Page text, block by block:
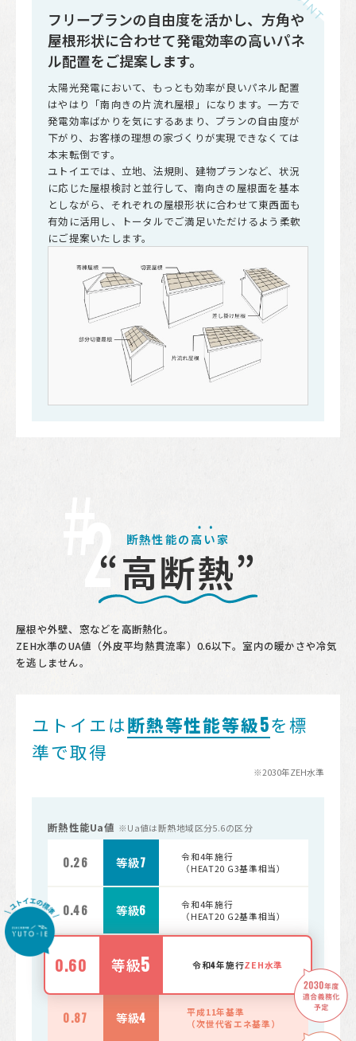
フリープランの自由度を活かし、方角や
屋根形状に合わせて発電効率の高いパネ
ル配置をご提案します。
太陽光発電において、もっとも効率が良いパネル配置
はやはり「南向きの片流れ屋根」になります。一方で
発電効率ばかりを気にするあまり、プランの自由度が
下がり、お客様の理想の家づくりが実現できなくては
本末転倒です。
ユトイエでは、立地、法規則、建物プランなど、状況
に応じた屋根検討と並行して、南向きの屋根面を基本
としながら、それぞれの屋根形状に合わせて東西面も
有効に活用し、トータルでご満足いただけるよう柔軟
にご提案いたします。
2 断熱性能の高い家
“高断熱”
屋根や外壁、窓などを高断熱化。
ZEH水準のUA値（外皮平均熱貫流率）0.6以下。室内の暖かさや冷気
を逃しません。
ユトイエは断熱等性能等級5を標
準で取得
断熱性能Ua値 ※Ua値は断熱地域区分5.6の区分
0.26 等級7
令和4年施行
（HEAT20 G3基準相当）
0.46 等級6
令和4年施行
（HEAT20 G2基準相当）
0.60 等級5 令和4年施行ZEH水準
0.87 等級4
平成11年基準
（次世代省エネ基準）